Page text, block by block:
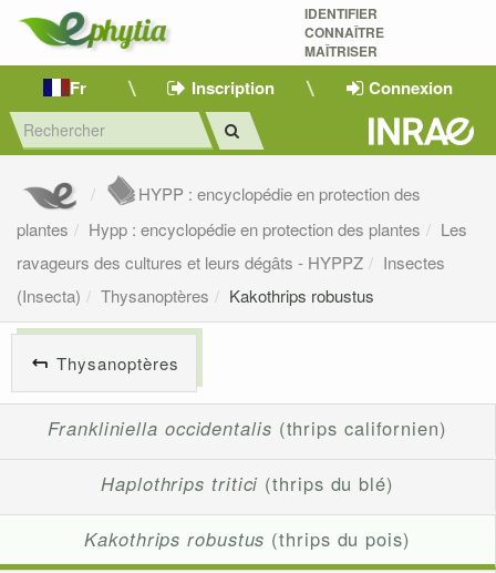
IDENTIFIER
CONNAÎTRE
MAÎTRISER
Fr Inscription Connexion
HYPP : encyclopédie en protection des
plantes
Hypp : encyclopédie en protection des plantes
Les
ravageurs des cultures et leurs dégâts - HYPPZ
Insectes
(Insecta)
Thysanoptères Kakothrips robustus
Thysanoptères
Frankliniella occidentalis (thrips californien)
Haplothrips tritici (thrips du blé)
Kakothrips robustus (thrips du pois)